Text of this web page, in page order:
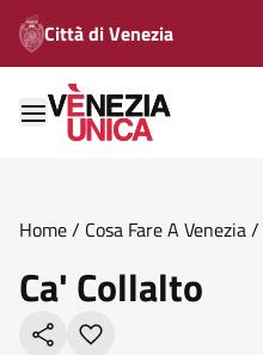
Città di Venezia
Home/ Cosa Fare A Venezia/
Ca' Collalto